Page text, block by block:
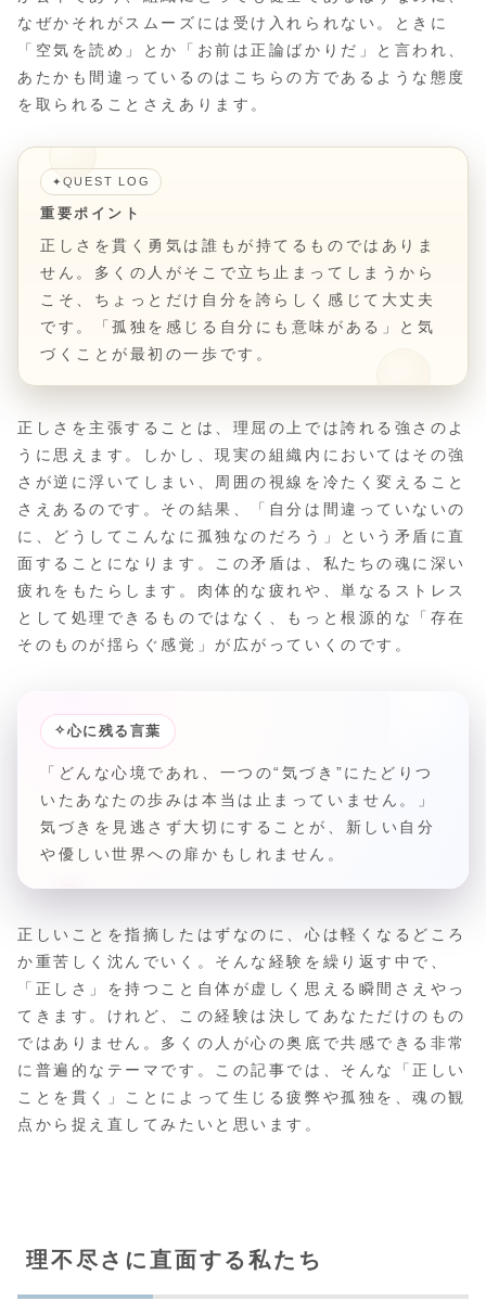
なぜかそれがスムーズには受け入れられない。ときに
「空気を読め」とか「お前は正論ばかりだ」と言われ、
あたかも間違っているのはこちらの方であるような態度
を取られることさえあります。
✦ QUEST LOG
重要ポイント
正しさを貫く勇気は誰もが持てるものではありま
せん。多くの人がそこで立ち止まってしまうから
こそ、ちょっとだけ自分を誇らしく感じて大丈夫
です。「孤独を感じる自分にも意味がある」と気
づくことが最初の一歩です。
正しさを主張することは、理屈の上では誇れる強さのよ
うに思えます。しかし、現実の組織内においてはその強
さが逆に浮いてしまい、周囲の視線を冷たく変えること
さえあるのです。その結果、「自分は間違っていないの
に、どうしてこんなに孤独なのだろう」という矛盾に直
面することになります。この矛盾は、私たちの魂に深い
疲れをもたらします。肉体的な疲れや、単なるストレス
として処理できるものではなく、もっと根源的な「存在
そのものが揺らぐ感覚」が広がっていくのです。
✧心に残る言葉
「どんな心境であれ、一つの“気づき”にたどりつ
いたあなたの歩みは本当は止まっていません。」
気づきを見逃さず大切にすることが、新しい自分
や優しい世界への扉かもしれません。
正しいことを指摘したはずなのに、心は軽くなるどころ
か重苦しく沈んでいく。そんな経験を繰り返す中で、
「正しさ」を持つこと自体が虚しく思える瞬間さえやっ
てきます。けれど、この経験は決してあなただけのもの
ではありません。多くの人が心の奥底で共感できる非常
に普遍的なテーマです。この記事では、そんな「正しい
ことを貫く」ことによって生じる疲弊や孤独を、魂の観
点から捉え直してみたいと思います。
理不尽さに直面する私たち